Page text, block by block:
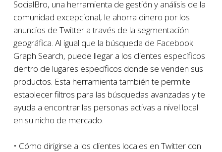
SocialBro, una herramienta de gestión y análisis de la
comunidad excepcional, le ahorra dinero por los
anuncios de Twitter a través de la segmentación
geográfica. Al igual que la búsqueda de Facebook
Graph Search, puede llegar a los clientes específicos
dentro de lugares específicos donde se venden sus
productos. Esta herramienta también te permite
establecer filtros para las búsquedas avanzadas y te
ayuda a encontrar las personas activas a nivel local
en su nicho de mercado.
• Cómo dirigirse a los clientes locales en Twitter con